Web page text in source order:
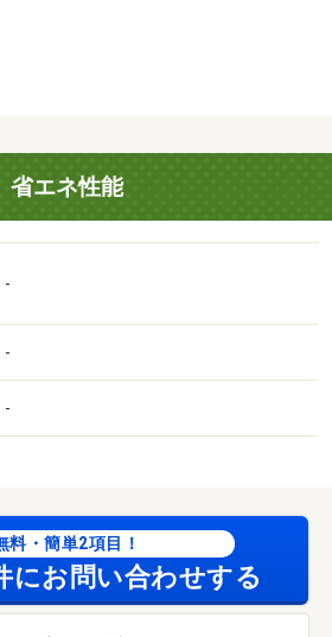
/鍵交換費（課税対象） 13200円
省エネ性能
-
-
-
料・簡単2項目！
にお問い合わせする